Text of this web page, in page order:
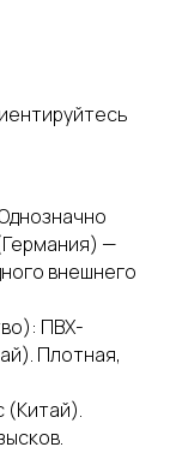
—
внешнего
ПВХ-
Плотная,
(Китай).